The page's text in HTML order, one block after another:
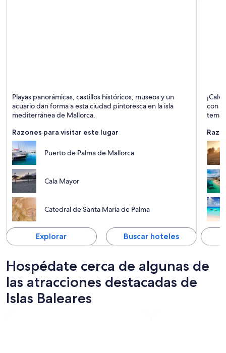
Comidas, Playas y Catedrales
Playas panorámicas, castillos históricos, museos y un
acuario dan forma a esta ciudad pintoresca en la isla
mediterránea de Mallorca.
Razones para visitar este lugar
Puerto de Palma de Mallorca
Cala Mayor
Catedral de Santa María de Palma
Explorar Buscar hoteles
con
Hospédate cerca de algunas de
las atracciones destacadas de
Islas Baleares